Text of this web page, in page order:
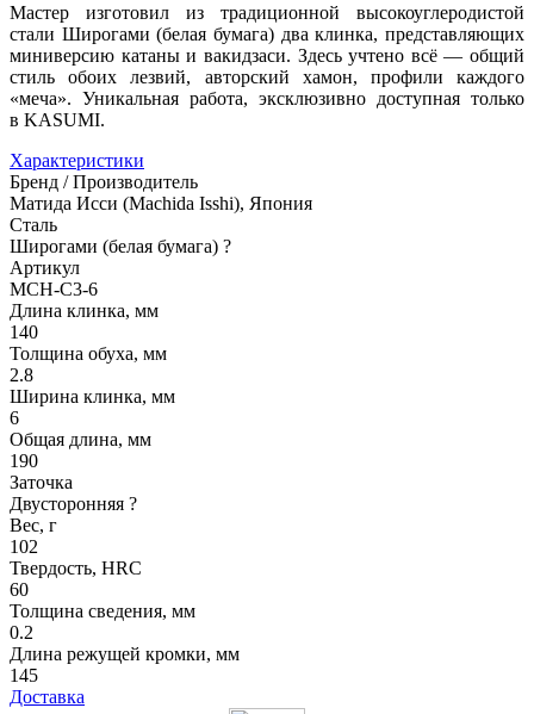
Мастер изготовил из традиционной высокоуглеродистой
стали Широгами (белая бумага) два клинка, представляющих
миниверсию катаны и вакидзаси. Здесь учтено всё — общий
стиль обоих лезвий, авторский хамон, профили каждого
«меча». Уникальная работа, эксклюзивно доступная только
в KASUMI.
Характеристики
Бренд / Производитель
Матида Исси (Machida Isshi), Япония
Сталь
Широгами (белая бумага) ?
Артикул
MCH-C3-6
Длина клинка, мм
140
Толщина обуха, мм
2.8
Ширина клинка, мм
6
Общая длина, мм
190
Заточка
Двусторонняя ?
Вес, г
102
Твердость, HRC
60
Толщина сведения, мм
0.2
Длина режущей кромки, мм
145
Доставка